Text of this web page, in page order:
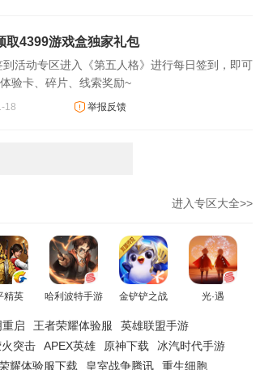
取4399游戏盒独家礼包
活动专区进入《第五人格》进行每日签到，即可
验卡、碎片、线索奖励~
18 举报反馈
进入专区大全>>
精英 哈利波特手游 金铲铲之战 光·遇
启 王者荣耀体验服
英雄联盟手游
突击 APEX英雄 原神下载
冰汽时代手游
耀体验服下载 皇室战争腾讯 重生细胞